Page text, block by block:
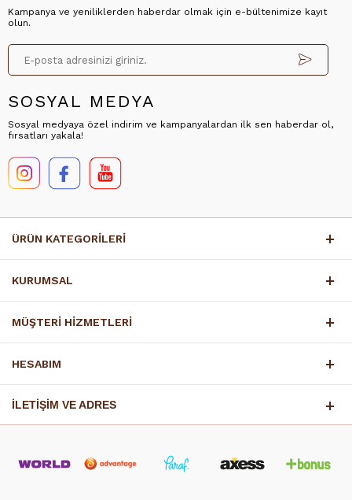
Kampanya ve yeniliklerden haberdar olmak için e-bültenimize kayıt
olun.
SOSYAL MEDYA
Sosyal medyaya özel indirim ve kampanyalardan ilk sen haberdar ol,
fırsatları yakala!
ÜRÜN KATEGORİLERİ
KURUMSAL
MÜŞTERİ HİZMETLERİ
HESABIM
İLETİŞİM VE ADRES